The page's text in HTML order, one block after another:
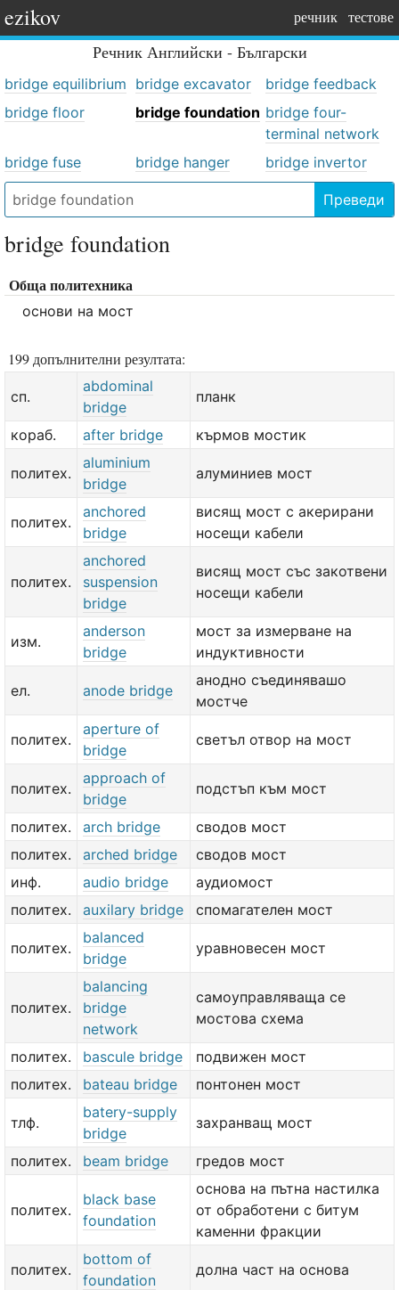
ezikov речник тестове
Речник Английски - Български
bridge equilibrium bridge excavator
bridge feedback
bridge floor
bridge foundation bridge four-
terminal network
bridge fuse
bridge hanger bridge invertor
Преведи
bridge foundation
Обща политехника
основи на мост
199 допълнителни резултата:
сп.
abdominal
bridge
планк
кораб. after bridge кърмов мостик
политех.
aluminium
bridge
алуминиев мост
политех.
anchored
bridge
висящ мост с акерирани
носещи кабели
политех.
anchored
suspension
bridge
висящ мост със закотвени
носещи кабели
изм.
anderson
bridge
мост за измерване на
индуктивности
ел. anode bridge
анодно съединявашо
мостче
политех.
aperture of
bridge
светъл отвор на мост
политех.
approach of
bridge
подстъп към мост
политех. arch bridge
сводов мост
политех.
arched bridge
сводов мост
инф.
audio bridge
аудиомост
политех.
auxilary bridge спомагателен мост
политех.
balanced
bridge
уравновесен мост
политех.
balancing
bridge
network
самоуправляваща се
мостова схема
политех. bascule bridge
подвижен мост
политех.
bateau bridge понтонен мост
тлф.
batery-supply
bridge
захранващ мост
политех. beam bridge гредов мост
политех.
black base
foundation
основа на пътна настилка
от обработени с битум
каменни фракции
политех.
bottom of
foundation
долна част на основа